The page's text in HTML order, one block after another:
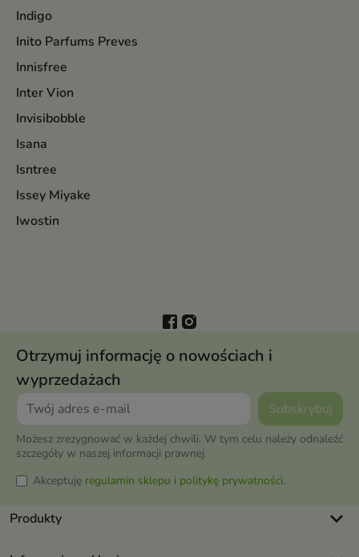
Indigo
Inito Parfums Preves
Innisfree
Inter Vion
Invisibobble
Isana
Isntree
Issey Miyake
Iwostin
Otrzymuj informację o nowościach i
wyprzedażach
Możesz zrezygnować w każdej chwili. W tym celu należy odnaleźć
szczegóły w naszej informacji prawnej.
Akceptuję regulamin sklepu i politykę prywatności.
Produkty keyboard_arrow_down